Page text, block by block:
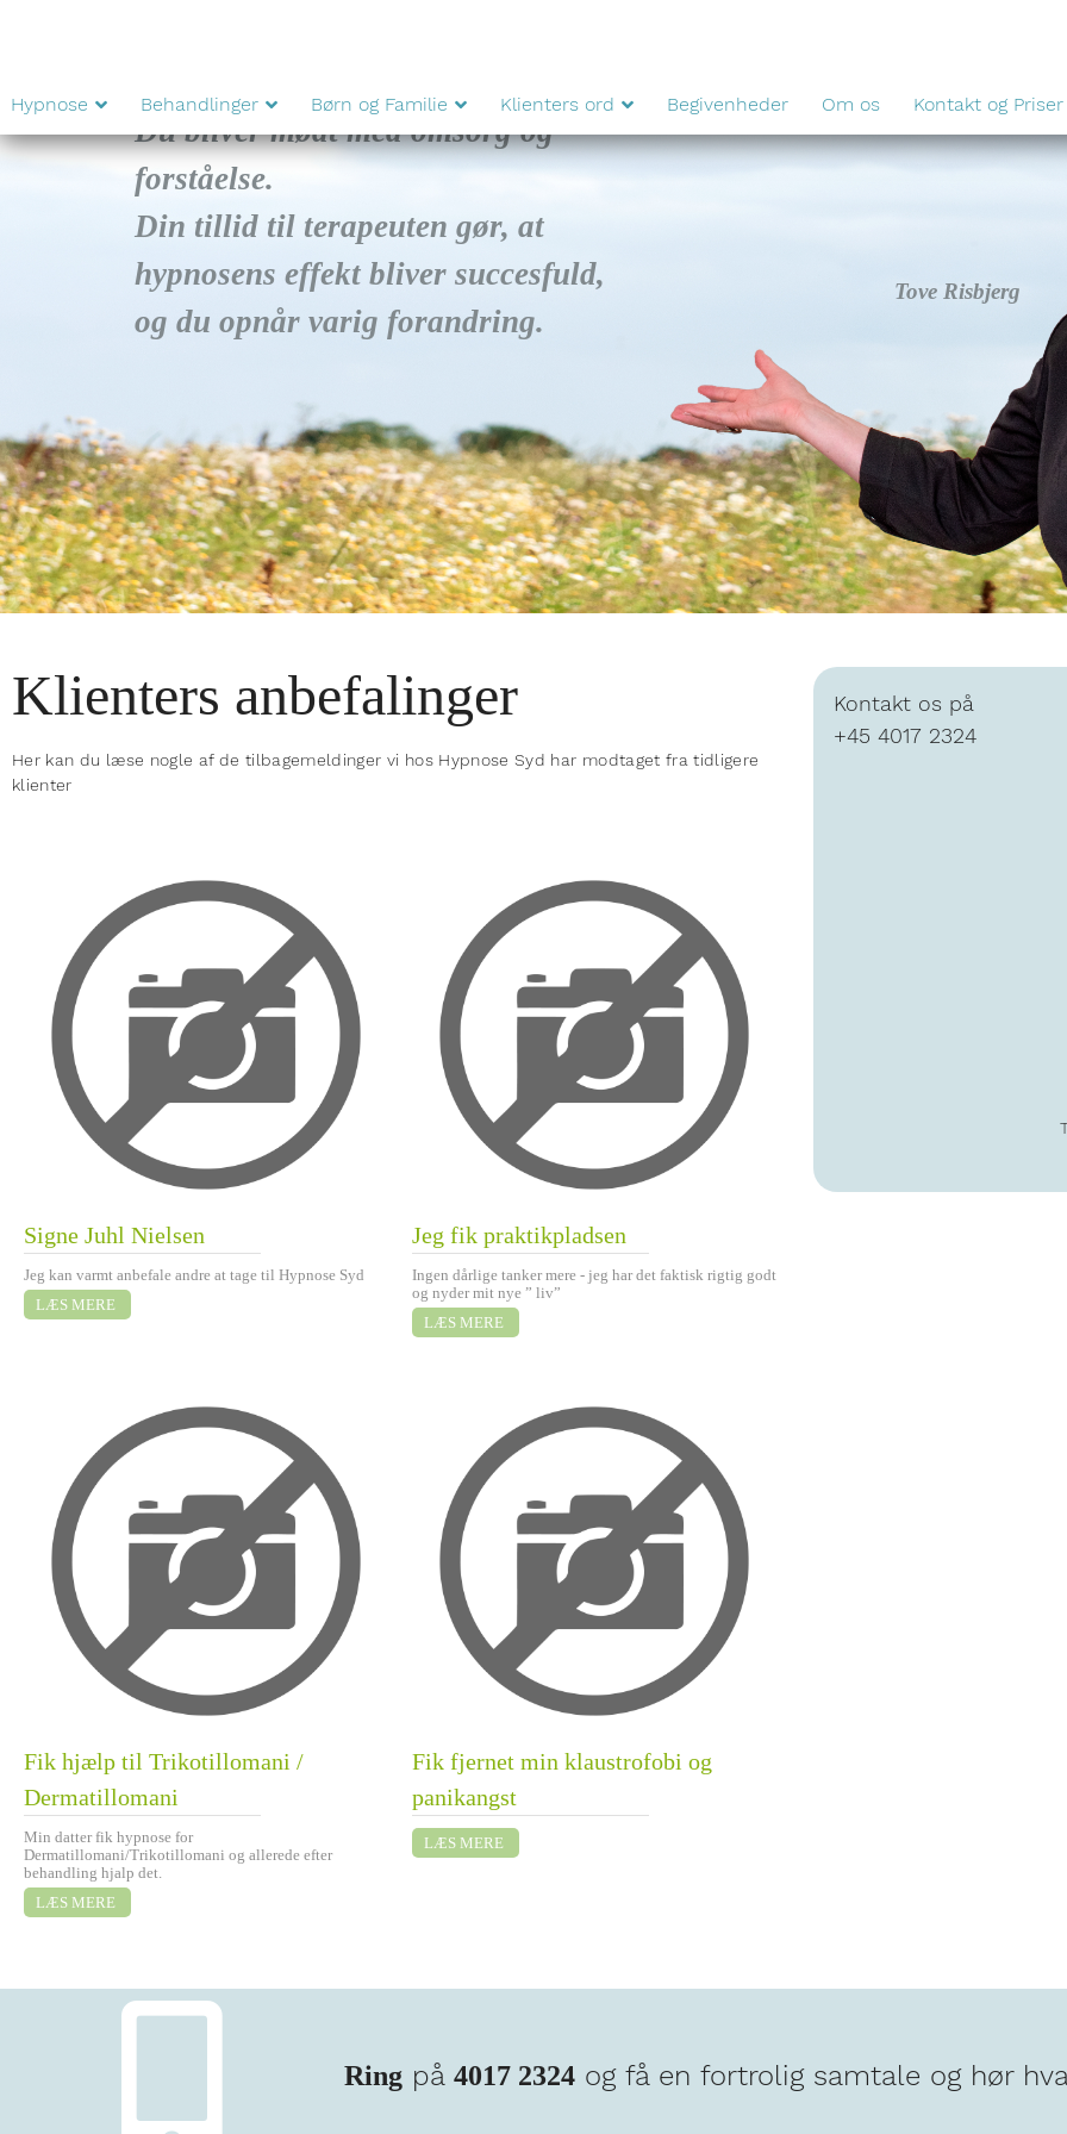
Hypnose Behandlinger Børn og Familie Klienters ord Begivenheder Om os Kontakt og Priser
Tove Risbjerg
Klienters anbefalinger
Her kan du læse nogle af de tilbagemeldinger vi hos Hypnose Syd har modtaget fra tidligere
klienter
Signe Juhl Nielsen
Jeg kan varmt anbefale andre at tage til Hypnose Syd
Jeg fik praktikpladsen
Ingen dårlige tanker mere - jeg har det faktisk rigtig godt
og nyder mit nye ” liv”
Fik hjælp til Trikotillomani /
Dermatillomani
Min datter fik hypnose for
Dermatillomani/Trikotillomani og allerede efter
behandling hjalp det.
Fik fjernet min klaustrofobi og
panikangst
Kontakt os på
+45 4017 2324
Ringpå 4017 2324og få en fortrolig samtale og hør